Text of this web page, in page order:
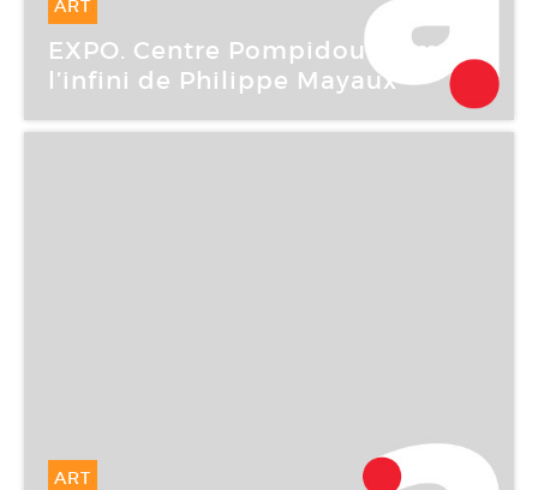
ART
29 Juil -14 Août 2007
EXPO. Centre Pompidou : A mort
l’infini de Philippe Mayaux
ART